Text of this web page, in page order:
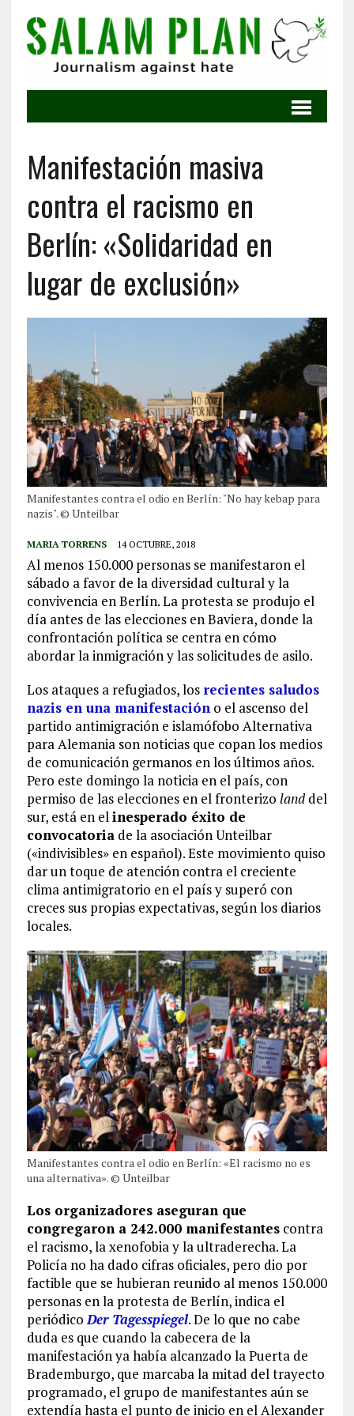
Manifestación masiva
contra el racismo en
Berlín: «Solidaridad en
lugar de exclusión»
Manifestantes contra el odio en Berlín: "No hay kebap para
nazis". © Unteilbar
MARIA TORRENS 14 OCTUBRE, 2018
Al menos 150.000 personas se manifestaron el
sábado a favor de la diversidad cultural y la
convivencia en Berlín. La protesta se produjo el
día antes de las elecciones en Baviera, donde la
confrontación política se centra en cómo
abordar la inmigración y las solicitudes de asilo.
Los ataques a refugiados, los recientes saludos
nazis en una manifestacióno el ascenso del
partido antimigración e islamófobo Alternativa
para Alemania son noticias que copan los medios
de comunicación germanos en los últimos años.
Pero este domingo la noticia en el país, con
permiso de las elecciones en el fronterizo landdel
sur, está en elinesperado éxito de
convocatoriade la asociación Unteilbar
(«indivisibles» en español). Este movimiento quiso
dar un toque de atención contra el creciente
clima antimigratorio en el país y superó con
creces sus propias expectativas, según los diarios
locales.
Manifestantes contra el odio en Berlín: «El racismo no es
una alternativa». © Unteilbar
Los organizadores aseguran que
congregaron a 242.000 manifestantescontra
el racismo, la xenofobia y la ultraderecha. La
Policía no ha dado cifras oficiales, pero dio por
factible que se hubieran reunido al menos 150.000
personas en la protesta de Berlín, indica el
periódicoDer Tagesspiegel. De lo que no cabe
duda es que cuando la cabecera de la
manifestación ya había alcanzado la Puerta de
Brademburgo, que marcaba la mitad del trayecto
programado, el grupo de manifestantes aún se
extendía hasta el punto de inicio en el Alexander